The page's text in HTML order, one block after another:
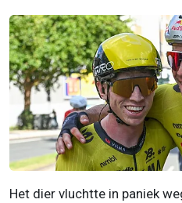
Het dier vluchtte in paniek